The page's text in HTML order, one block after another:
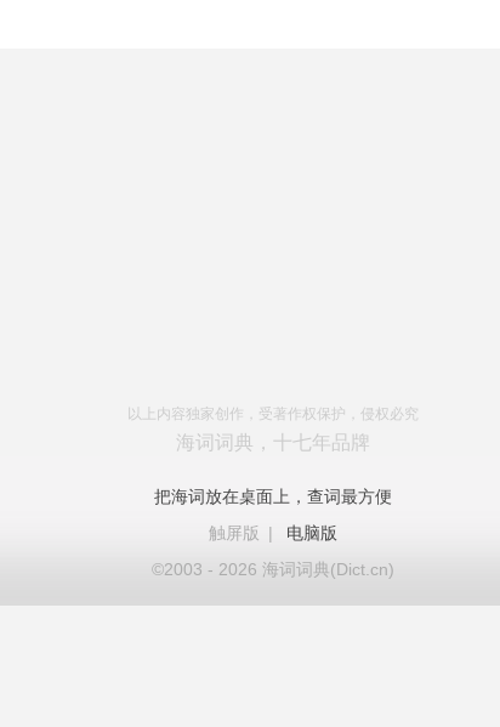
以上内容独家创作，受著作权保护，侵权必究
海词词典，十七年品牌
把海词放在桌面上，查词最方便
触屏版
|
电脑版
©2003 - 2026 海词词典(Dict.cn)